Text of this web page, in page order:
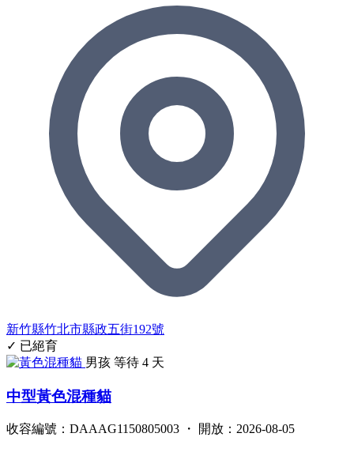
新竹縣竹北市縣政五街192號
✓ 已絕育
男孩 等待 4 天
中型黃色混種貓
收容編號：DAAAG1150805003 ・ 開放：2026-08-05